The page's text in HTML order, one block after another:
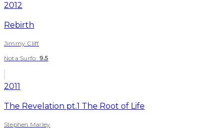
2012
Rebirth
Jimmy Cliff
Nota Surfo: 9.5
2011
The Revelation pt.1 The Root of Life
Stephen Marley